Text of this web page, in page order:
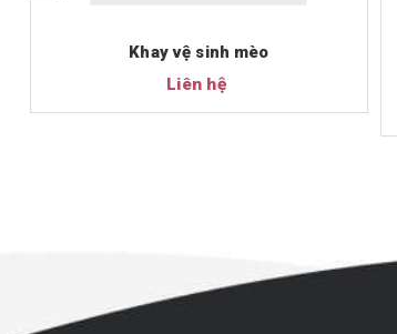
Khay vệ sinh mèo
Liên hệ